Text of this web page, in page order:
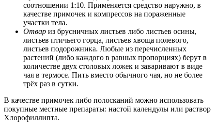
соотношении 1:10. Применяется средство наружно, в
качестве примочек и компрессов на пораженные
участки тела.
Отвар из брусничных листьев либо листьев осины,
листьев птичьего горца, листьев хвоща полевого,
листьев подорожника. Любые из перечисленных
растений (либо каждого в равных пропорциях) берут в
количестве двух столовых ложек и заваривают в виде
чая в термосе. Пить вместо обычного чая, но не более
трёх раз в сутки.
В качестве примочек либо полосканий можно использовать
покупные местные препараты: настой календулы или раствор
Хлорофиллипта.